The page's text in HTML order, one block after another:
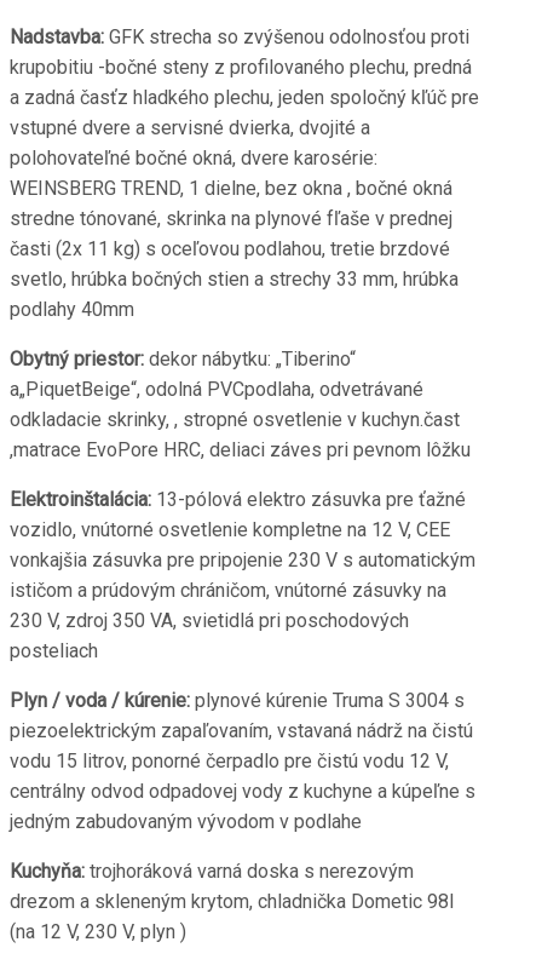
Nadstavba: GFK strecha so zvýšenou odolnosťou proti
krupobitiu -bočné steny z profilovaného plechu, predná
a zadná časťz hladkého plechu, jeden spoločný kľúč pre
vstupné dvere a servisné dvierka, dvojité a
polohovateľné bočné okná, dvere karosérie:
WEINSBERG TREND, 1 dielne, bez okna , bočné okná
stredne tónované, skrinka na plynové fľaše v prednej
časti (2x 11 kg) s oceľovou podlahou, tretie brzdové
svetlo, hrúbka bočných stien a strechy 33 mm, hrúbka
podlahy 40mm
Obytný priestor: dekor nábytku: „Tiberino“
a„PiquetBeige“, odolná PVCpodlaha, odvetrávané
odkladacie skrinky, , stropné osvetlenie v kuchyn.čast
,matrace EvoPore HRC, deliaci záves pri pevnom lôžku
Elektroinštalácia: 13-pólová elektro zásuvka pre ťažné
vozidlo, vnútorné osvetlenie kompletne na 12 V, CEE
vonkajšia zásuvka pre pripojenie 230 V s automatickým
ističom a prúdovým chráničom, vnútorné zásuvky na
230 V, zdroj 350 VA, svietidlá pri poschodových
posteliach
Plyn / voda / kúrenie: plynové kúrenie Truma S 3004 s
piezoelektrickým zapaľovaním, vstavaná nádrž na čistú
vodu 15 litrov, ponorné čerpadlo pre čistú vodu 12 V,
centrálny odvod odpadovej vody z kuchyne a kúpeľne s
jedným zabudovaným vývodom v podlahe
Kuchyňa: trojhoráková varná doska s nerezovým
drezom a skleneným krytom, chladnička Dometic 98l
(na 12 V, 230 V, plyn )